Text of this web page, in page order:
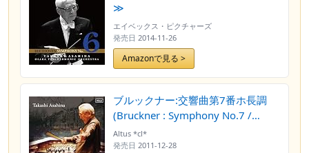
≫
エイベックス・ピクチャーズ
発売日 2014-11-26
Amazonで見る >
ブルックナー:交響曲第7番ホ長調
(Bruckner : Symphony No.7 /
Takashi Asashina, Osaka
Philharmonic Orchestra)
Altus *cl*
発売日 2011-12-28